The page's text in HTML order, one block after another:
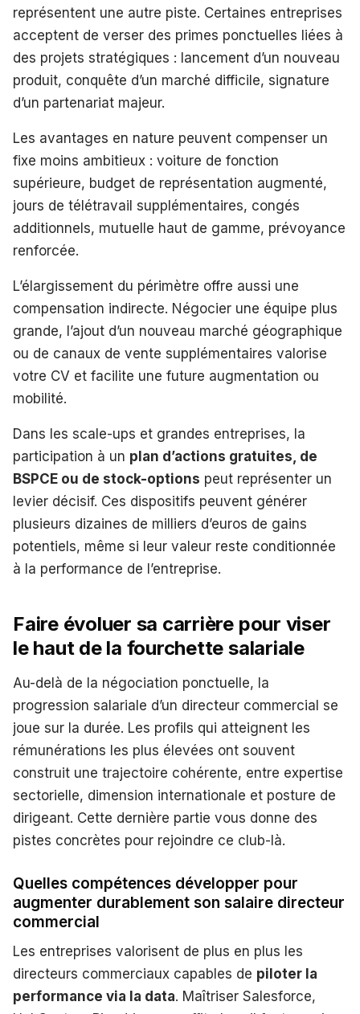
représentent une autre piste. Certaines entreprises
acceptent de verser des primes ponctuelles liées à
des projets stratégiques : lancement d’un nouveau
produit, conquête d’un marché difficile, signature
d’un partenariat majeur.
Les avantages en nature peuvent compenser un
fixe moins ambitieux : voiture de fonction
supérieure, budget de représentation augmenté,
jours de télétravail supplémentaires, congés
additionnels, mutuelle haut de gamme, prévoyance
renforcée.
L’élargissement du périmètre offre aussi une
compensation indirecte. Négocier une équipe plus
grande, l’ajout d’un nouveau marché géographique
ou de canaux de vente supplémentaires valorise
votre CV et facilite une future augmentation ou
mobilité.
Dans les scale-ups et grandes entreprises, la
participation à un plan d’actions gratuites, de
BSPCE ou de stock-options peut représenter un
levier décisif. Ces dispositifs peuvent générer
plusieurs dizaines de milliers d’euros de gains
potentiels, même si leur valeur reste conditionnée
à la performance de l’entreprise.
Faire évoluer sa carrière pour viser
le haut de la fourchette salariale
Au-delà de la négociation ponctuelle, la
progression salariale d’un directeur commercial se
joue sur la durée. Les profils qui atteignent les
rémunérations les plus élevées ont souvent
construit une trajectoire cohérente, entre expertise
sectorielle, dimension internationale et posture de
dirigeant. Cette dernière partie vous donne des
pistes concrètes pour rejoindre ce club-là.
Quelles compétences développer pour
augmenter durablement son salaire directeur
commercial
Les entreprises valorisent de plus en plus les
directeurs commerciaux capables de piloter la
performance via la data. Maîtriser Salesforce,